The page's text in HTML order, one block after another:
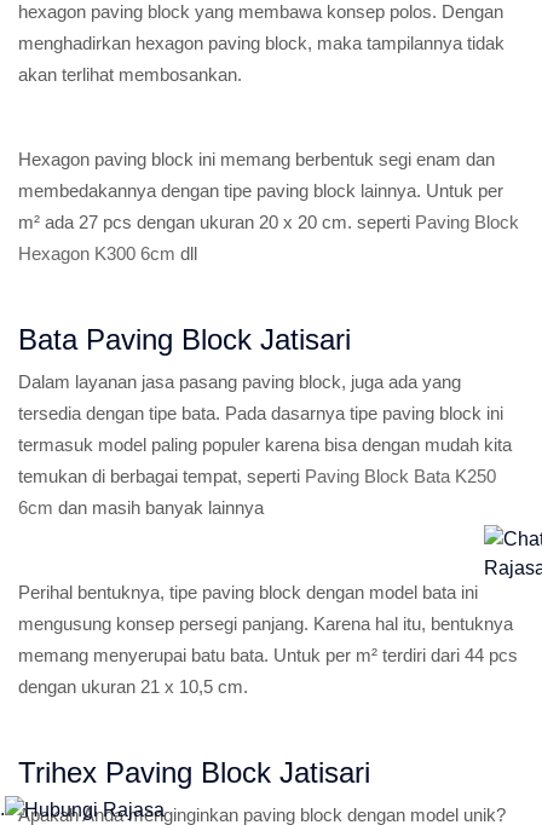
hexagon paving block yang membawa konsep polos. Dengan
menghadirkan hexagon paving block, maka tampilannya tidak
akan terlihat membosankan.
Hexagon paving block ini memang berbentuk segi enam dan
membedakannya dengan tipe paving block lainnya. Untuk per
m² ada 27 pcs dengan ukuran 20 x 20 cm. seperti Paving Block
Hexagon K300 6cm dll
Bata Paving Block Jatisari
Dalam layanan jasa pasang paving block, juga ada yang
tersedia dengan tipe bata. Pada dasarnya tipe paving block ini
termasuk model paling populer karena bisa dengan mudah kita
temukan di berbagai tempat, seperti Paving Block Bata K250
6cm dan masih banyak lainnya
Perihal bentuknya, tipe paving block dengan model bata ini
mengusung konsep persegi panjang. Karena hal itu, bentuknya
memang menyerupai batu bata. Untuk per m² terdiri dari 44 pcs
dengan ukuran 21 x 10,5 cm.
Trihex Paving Block Jatisari
Apakah Anda menginginkan paving block dengan model unik?
.